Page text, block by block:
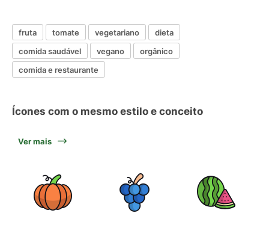
fruta tomate vegetariano
dieta
comida saudável
vegano
orgânico
comida e restaurante
Ícones com o mesmo estilo e conceito
Ver mais